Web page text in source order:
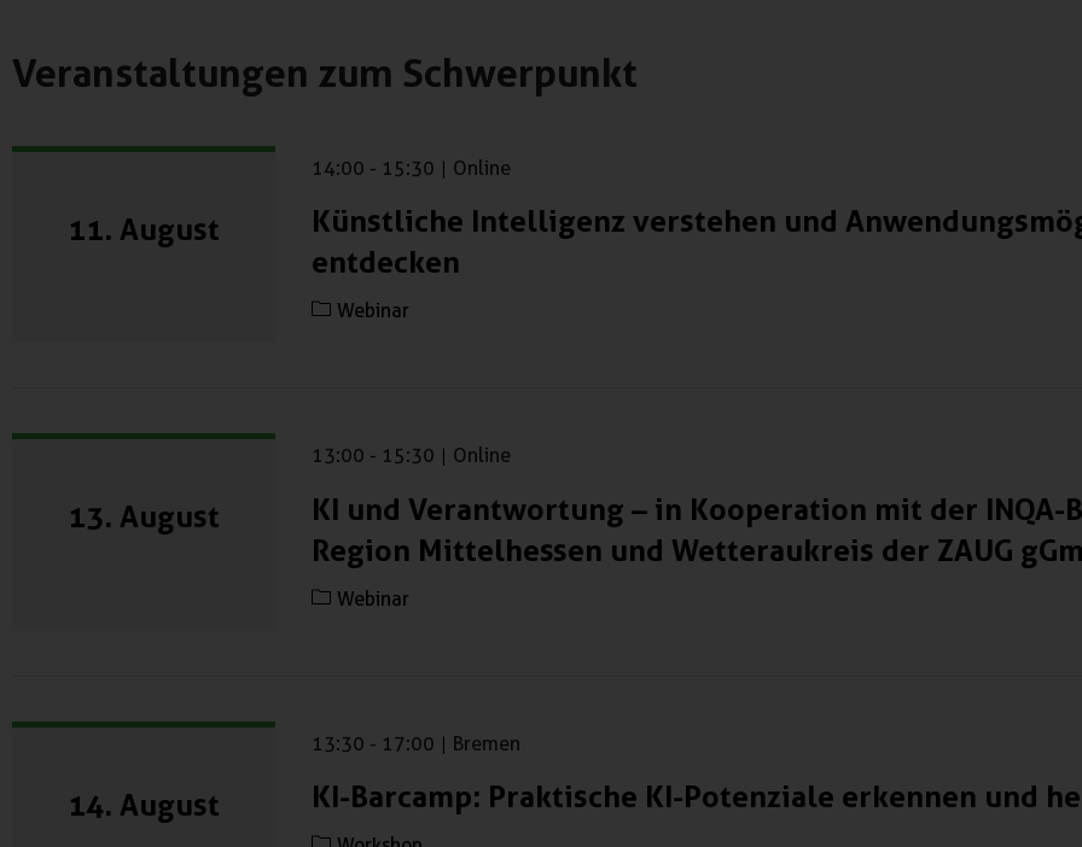
Veranstaltungen zum Schwerpunkt
11. August
14:00 - 15:30 | Online
Künstliche Intelligenz verstehen und
entdecken
Webinar
13. August
13:00 - 15:30 | Online
KI und Verantwortung – in Kooperation mit der INQA-
Region Mittelhessen und Wetteraukreis der ZAUG
Webinar
14. August
13:30 - 17:00 | Bremen
KI-Barcamp: Praktische KI-Potenziale erkennen und